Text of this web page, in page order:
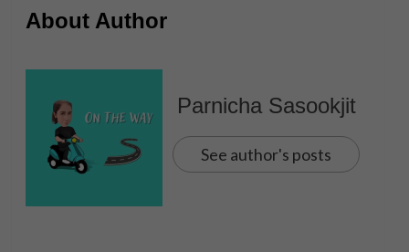
About Author
Parnicha Sasookjit
See author's posts